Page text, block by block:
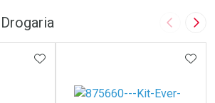
Imagem
ADICIONAR AOS FAVORITOS